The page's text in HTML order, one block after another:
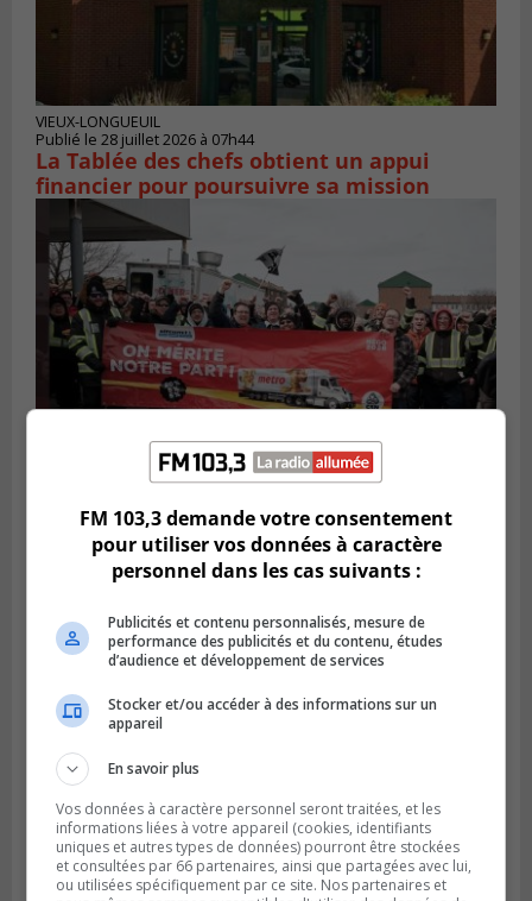
VIEUX-LONGUEUIL
Publié le 28 juillet 2026 à 07h44
La Tablée des chefs obtient un appui
financier pour poursuivre sa mission
Publié le 27 juillet 2026 à 19h58
Metro prend les moyens pour protéger son
personnel cadre
LONGUEUIL
FM 103,3 demande votre consentement
pour utiliser vos données à caractère
personnel dans les cas suivants :
Publicités et contenu personnalisés, mesure de
performance des publicités et du contenu, études
d’audience et développement de services
Stocker et/ou accéder à des informations sur un
appareil
En savoir plus
Vos données à caractère personnel seront traitées, et les
informations liées à votre appareil (cookies, identifiants
uniques et autres types de données) pourront être stockées
et consultées par 66 partenaires, ainsi que partagées avec lui,
ou utilisées spécifiquement par ce site. Nos partenaires et